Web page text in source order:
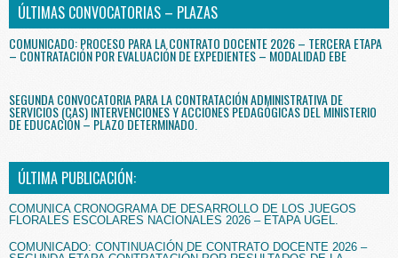
ÚLTIMAS CONVOCATORIAS – PLAZAS
COMUNICADO: PROCESO PARA LA CONTRATO DOCENTE 2026 – TERCERA ETAPA
– CONTRATACIÓN POR EVALUACIÓN DE EXPEDIENTES – MODALIDAD EBE
SEGUNDA CONVOCATORIA PARA LA CONTRATACIÓN ADMINISTRATIVA DE
SERVICIOS (CAS) INTERVENCIONES Y ACCIONES PEDAGÓGICAS DEL MINISTERIO
DE EDUCACIÓN – PLAZO DETERMINADO.
ÚLTIMA PUBLICACIÓN:
COMUNICA CRONOGRAMA DE DESARROLLO DE LOS JUEGOS
FLORALES ESCOLARES NACIONALES 2026 – ETAPA UGEL.
COMUNICADO: CONTINUACIÓN DE CONTRATO DOCENTE 2026 –